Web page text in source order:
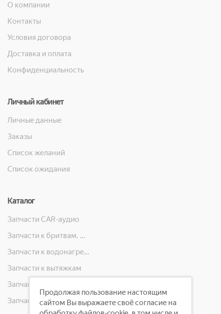
О компании
Контакты
Условия договора
Доставка и оплата
Конфиденциальность
Личный кабинет
Личные данные
Заказы
Список желаний
Список ожидания
Каталог
Запчасти CAR-аудио
Запчасти к бритвам, машинкам для стрижки, фенам, эпиляторам, зубным щёткам
Запчасти к водонагревателям
Запчасти к вытяжкам
Запчасти к масляным радиаторам, вентиляторам, увлажнителям воздуха и теплотехнике
Продолжая пользование настоящим
сайтом Вы выражаете своё согласие на